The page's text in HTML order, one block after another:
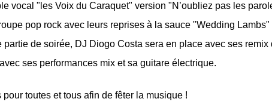
vocal "les Voix du Caraquet" version "N’oubliez pas les
pop rock avec leurs reprises à la sauce "Wedding Lambs"
partie de soirée, DJ Diogo Costa sera en place avec ses
ses performances mix et sa guitare électrique.
pour toutes et tous afin de fêter la musique !